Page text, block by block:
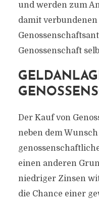
und werden zum
damit
Genossenschaft
Der Kauf von
neben dem
einen anderen
niedriger Zinsen
die Chance einer